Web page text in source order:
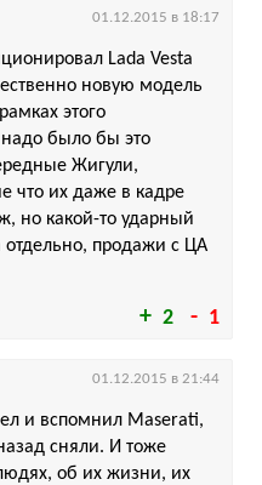
2 1
Lada Vesta
новую модель
этого
надо было бы это
Жигули,
что их даже в кадре
но какой-то ударный
продажи с ЦА
01.12.2015 в 18:17
и вспомнил Maserati,
сняли. И тоже
об их жизни, их
01.12.2015 в 21:44